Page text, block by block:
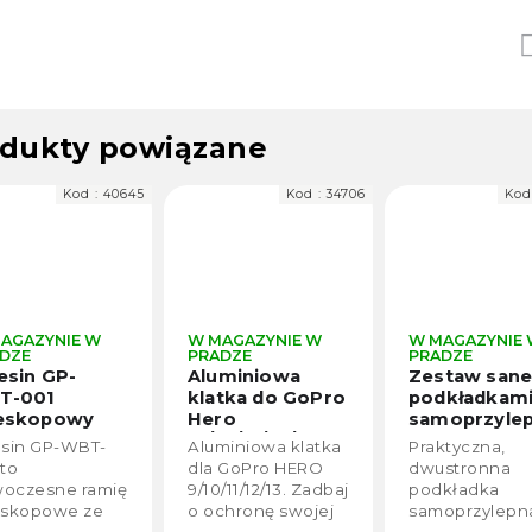
powiązane
GP-
001
do selfie z
do
HERO 8 /
W
GP-WBT-
ramię
ze
Kod : 40645
Aluminiowa
klatka do GoPro
Hero
13/12/11/10/9
W MAGAZYNIE W
PRADZE
Aluminiowa klatka
dla GoPro HERO
9/10/11/12/13. Zadbaj
o ochronę swojej
Kod :34706
Zestaw
podkładkami
do GoPro
13/12/11/10/
itp.
W MAGAZYNIE
PRADZE
Praktyczna,
dwustronna
podkładka